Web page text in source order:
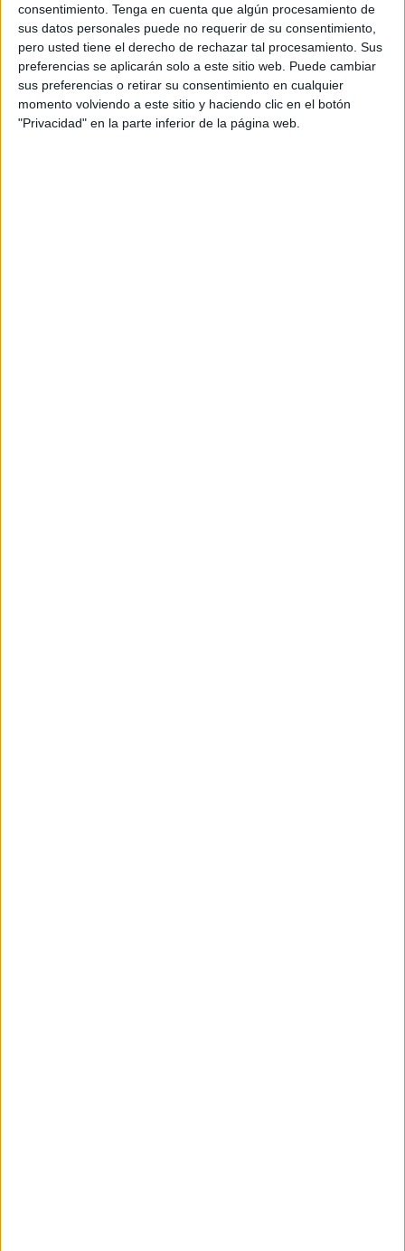
consentimiento. Tenga en cuenta que algún procesamiento de
sus datos personales puede no requerir de su consentimiento,
pero usted tiene el derecho de rechazar tal procesamiento. Sus
preferencias se aplicarán solo a este sitio web. Puede cambiar
sus preferencias o retirar su consentimiento en cualquier
momento volviendo a este sitio y haciendo clic en el botón
"Privacidad" en la parte inferior de la página web.